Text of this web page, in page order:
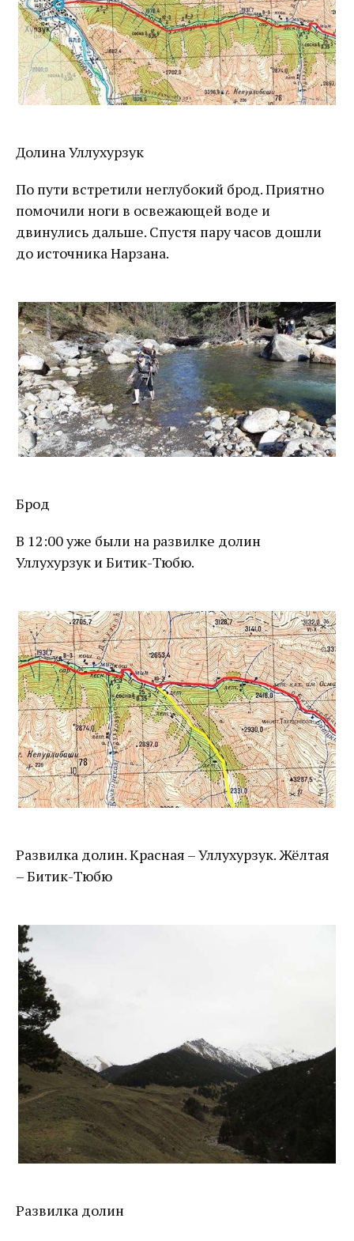
Долина Уллухурзук
По пути встретили неглубокий брод. Приятно
помочили ноги в освежающей воде и
двинулись дальше. Спустя пару часов дошли
до источника Нарзана.
Брод
В 12:00 уже были на развилке долин
Уллухурзук и Битик-Тюбю.
Развилка долин. Красная – Уллухурзук. Жёлтая
– Битик-Тюбю
Развилка долин